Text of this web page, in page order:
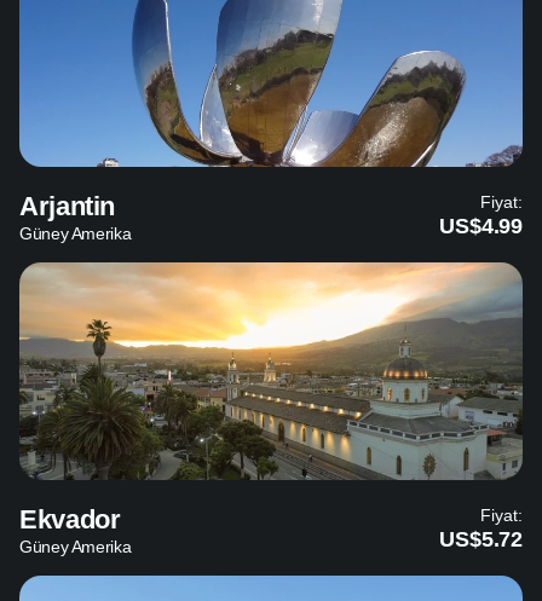
Arjantin
Güney Amerika
Fiyat:
US$4.99
Ekvador
Güney Amerika
Fiyat:
US$5.72